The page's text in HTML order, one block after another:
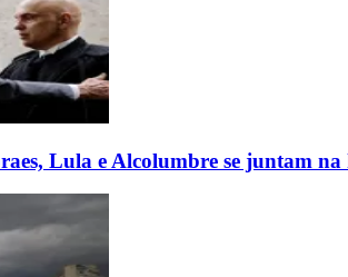
Lula e Alcolumbre se juntam